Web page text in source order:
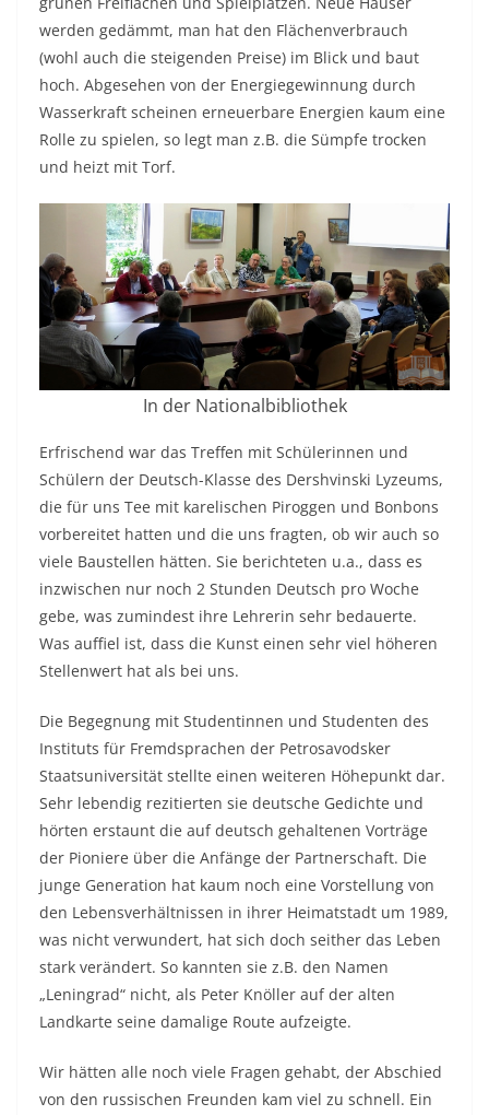
werden gedämmt, man hat den Flächenverbrauch
(wohl auch die steigenden Preise) im Blick und baut
hoch. Abgesehen von der Energiegewinnung durch
Wasserkraft scheinen erneuerbare Energien kaum eine
Rolle zu spielen, so legt man z.B. die Sümpfe trocken
und heizt mit Torf.
In der Nationalbibliothek
Erfrischend war das Treffen mit Schülerinnen und
Schülern der Deutsch-Klasse des Dershvinski Lyzeums,
die für uns Tee mit karelischen Piroggen und Bonbons
vorbereitet hatten und die uns fragten, ob wir auch so
viele Baustellen hätten. Sie berichteten u.a., dass es
inzwischen nur noch 2 Stunden Deutsch pro Woche
gebe, was zumindest ihre Lehrerin sehr bedauerte.
Was auffiel ist, dass die Kunst einen sehr viel höheren
Stellenwert hat als bei uns.
Die Begegnung mit Studentinnen und Studenten des
Instituts für Fremdsprachen der Petrosavodsker
Staatsuniversität stellte einen weiteren Höhepunkt dar.
Sehr lebendig rezitierten sie deutsche Gedichte und
hörten erstaunt die auf deutsch gehaltenen Vorträge
der Pioniere über die Anfänge der Partnerschaft. Die
junge Generation hat kaum noch eine Vorstellung von
den Lebensverhältnissen in ihrer Heimatstadt um 1989,
was nicht verwundert, hat sich doch seither das Leben
stark verändert. So kannten sie z.B. den Namen
„Leningrad“ nicht, als Peter Knöller auf der alten
Landkarte seine damalige Route aufzeigte.
Wir hätten alle noch viele Fragen gehabt, der Abschied
von den russischen Freunden kam viel zu schnell. Ein